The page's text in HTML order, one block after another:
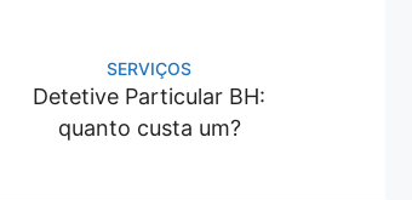
SERVIÇOS
Detetive Particular BH:
quanto custa um?